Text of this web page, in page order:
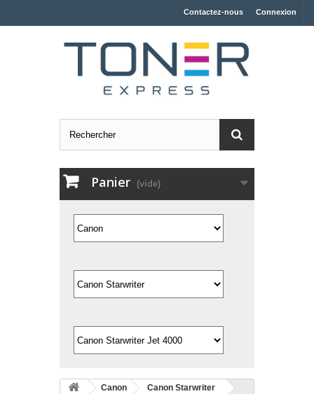
Connexion
Contactez-nous
Panier (vide)
Canon
Canon Starwriter